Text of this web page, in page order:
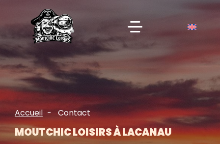
Accueil Contact
MOUTCHIC LOISIRS À LACANAU